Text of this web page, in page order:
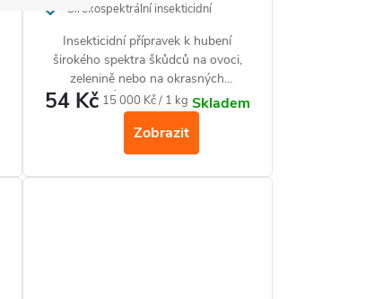
Širokospektrální insekticidní
a okrasných rostlin
Insekticidní přípravek k hubení
širokého spektra škůdců na ovoci,
zelenině nebo na okrasných
rostlinách. Účinný proti mandelince,
mšicím, obaleči jablečnému, molici,
vlnatce krvavé.
54 Kč Měrná
15 000 Kč / 1 kg Skladem
Zobrazit